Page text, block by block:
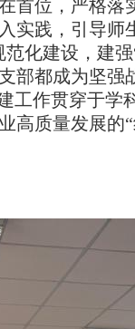
首位，严格落
实践，引导师
化建设，建
部都成为坚
工作贯穿于
质量发展的“